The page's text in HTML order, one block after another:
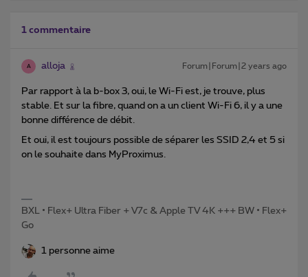
1 commentaire
A alloja Forum|Forum|2 years ago
Par rapport à la b-box 3, oui, le Wi-Fi est, je trouve, plus
stable. Et sur la fibre, quand on a un client Wi-Fi 6, il y a une
bonne différence de débit.
Et oui, il est toujours possible de séparer les SSID 2,4 et 5 si
on le souhaite dans MyProximus.
BXL • Flex+ Ultra Fiber + V7c & Apple TV 4K +++ BW • Flex+
Go
1 personne aime